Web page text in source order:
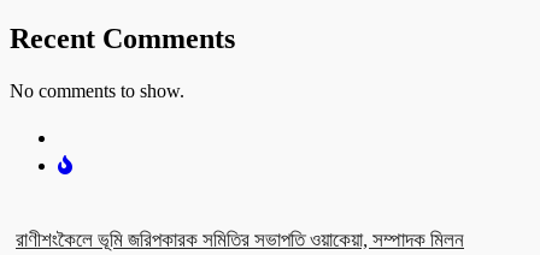
Recent Comments
No comments to show.
রাণীশংকৈলে ভূমি জরিপকারক সমিতির সভাপতি ওয়াকেয়া, সম্পাদক মিলন